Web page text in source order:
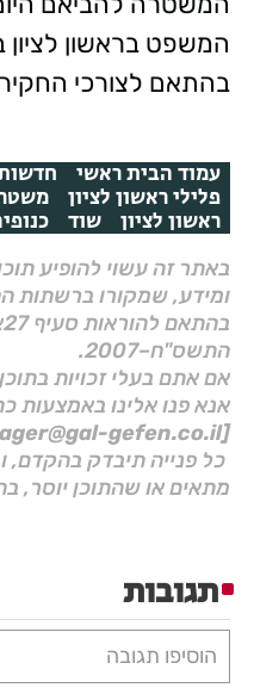
המשפט בראשון
בהתאם לצורכי
עמוד הבית ראשי
פלילי ראשון לציון
ראשון לציון שוד
באתר זה עשוי להופיע
ומידע, שמקורו ברשתות
התשס"ח–2007.
אם אתם בעלי זכויות
אנא פנו אלינו באמצעות
[Manager@gal-gefen.co.il]
כל פנייה תיבדק בהקדם,
מתאים או שהתוכן יוסר,
תגובות
הוסיפו תגובה